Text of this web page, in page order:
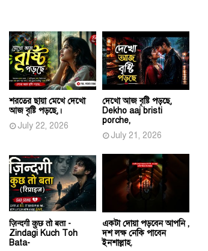
শরতের ছায়া মেখে দেখো
আজ বৃষ্টি পড়ছে,।
July 22, 2026
দেখো আজ বৃষ্টি পড়ছে,
Dekho aaj bristi
porche,
July 21, 2026
ज़िन्दगी कुछ तो बता -
Zindagi Kuch Toh
Bata-
একটা দোয়া পড়বেন আপনি ,
দশ লক্ষ নেকি পাবেন
ইনশাল্লাহ.